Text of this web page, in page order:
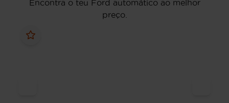
Encontra o teu Ford automático ao melhor
preço.